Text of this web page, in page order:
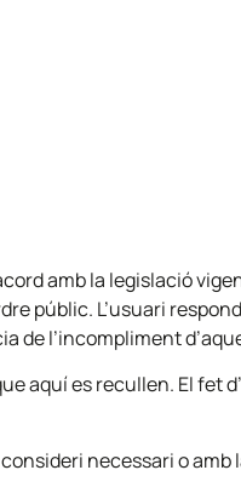
amb la legislació
L’usuari
de l’incompliment
aquí es recullen. El fet
necessari o